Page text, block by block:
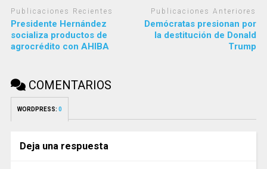
Publicaciones Recientes
Presidente Hernández
socializa productos de
agrocrédito con AHIBA
Publicaciones Anteriores
Demócratas presionan por
la destitución de Donald
Trump
COMENTARIOS
WORDPRESS: 0
Deja una respuesta